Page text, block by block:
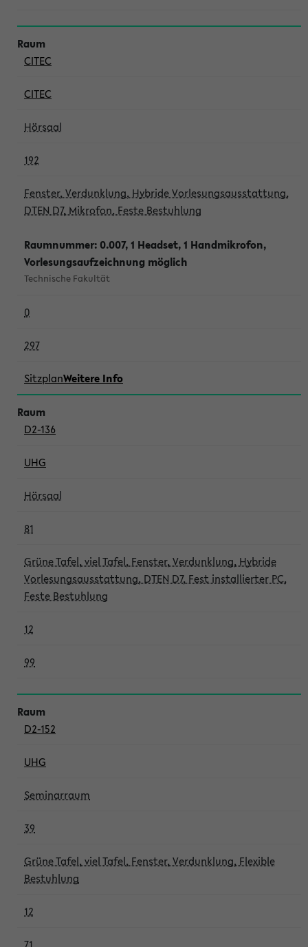
CITEC
CITEC
Hörsaal
192
Fenster, Verdunklung, Hybride Vorlesungsausstattung,
DTEN D7, Mikrofon, Feste Bestuhlung
Raumnummer: 0.007, 1 Headset, 1 Handmikrofon,
Vorlesungsaufzeichnung möglich
Technische Fakultät
0
297
SitzplanWeitere Info
D2-136
UHG
Hörsaal
81
Grüne Tafel, viel Tafel, Fenster, Verdunklung, Hybride
Vorlesungsausstattung, DTEN D7, Fest installierter PC,
Feste Bestuhlung
12
99
D2-152
UHG
Seminarraum
39
Grüne Tafel, viel Tafel, Fenster, Verdunklung, Flexible
Bestuhlung
12